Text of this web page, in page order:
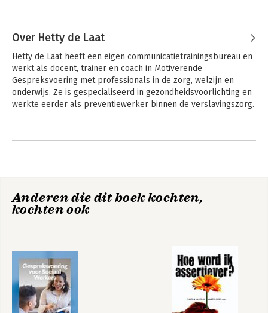
Luitjes
Gespreksvoering
werkers
Ontwikkeling in de
Over Hetty de Laat
Hetty de Laat heeft een eigen communicatietrainingsbureau en
werkt als docent, trainer en coach in Motiverende
Gespreksvoering met professionals in de zorg, welzijn en
onderwijs. Ze is gespecialiseerd in gezondheidsvoorlichting en
werkte eerder als preventiewerker binnen de verslavingszorg.
Andere boeken door Hetty de Laat
Gespreksvoering
voor sociaal
Van adviseren naar
motiveren
Anderen die dit boek kochten,
kochten ook